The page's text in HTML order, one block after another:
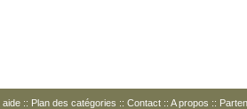
aide :: Plan des catégories :: Contact :: A propos ::